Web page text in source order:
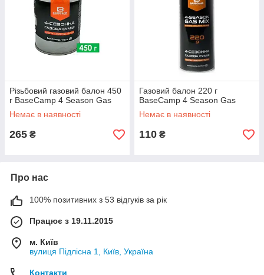
Різьбовий газовий балон 450
г BaseCamp 4 Season Gas
Немає в наявності
265 ₴
Газовий балон 220 г
BaseCamp 4 Season Gas
Немає в наявності
110 ₴
Про нас
100% позитивних з 53 відгуків за рік
Працює з 19.11.2015
м. Київ
вулиця Підлісна 1, Київ, Україна
Контакти